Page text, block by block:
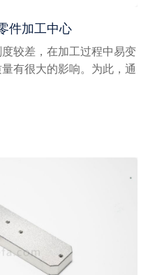
件加工中心
较差，在加工过程中易变
有很大的影响。为此，通